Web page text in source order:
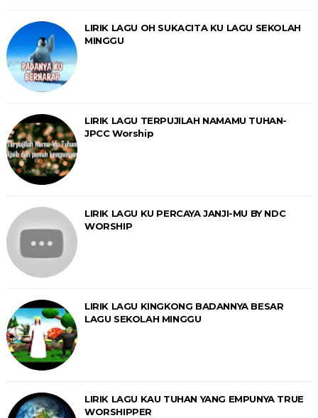
LIRIK LAGU OH SUKACITA KU LAGU SEKOLAH
MINGGU
LIRIK LAGU TERPUJILAH NAMAMU TUHAN-
JPCC Worship
LIRIK LAGU KU PERCAYA JANJI-MU BY NDC
WORSHIP
LIRIK LAGU KINGKONG BADANNYA BESAR
LAGU SEKOLAH MINGGU
LIRIK LAGU KAU TUHAN YANG EMPUNYA TRUE
WORSHIPPER